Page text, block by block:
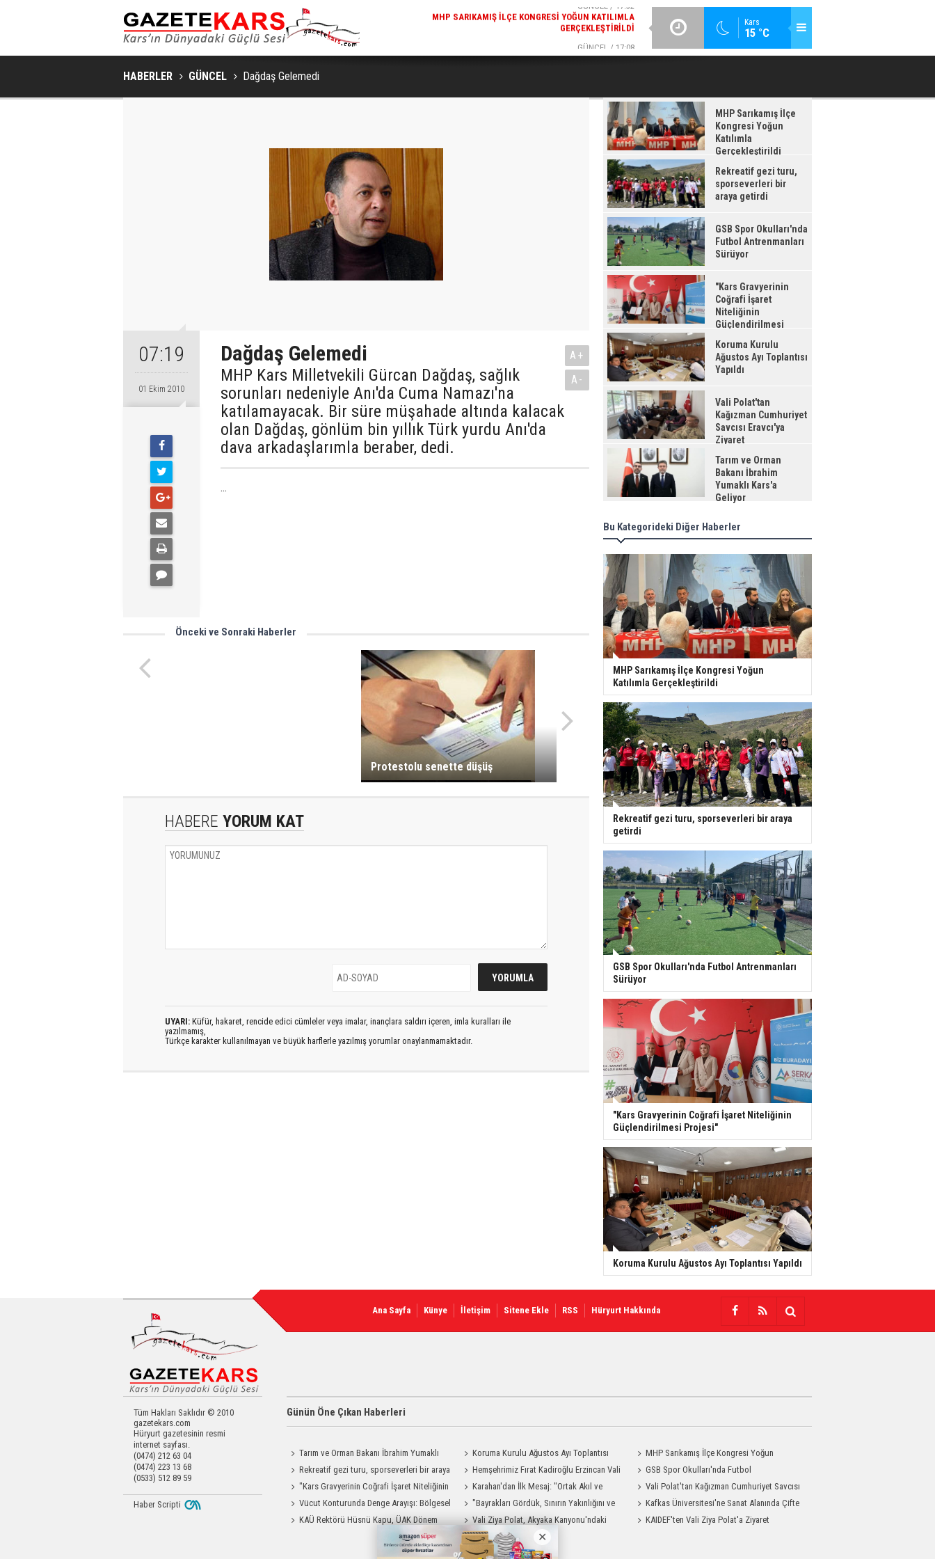
Kars
15 °C
GÜNCEL / 17:08
REKREATIF GEZI TURU, SPORSEVERLERI BIR ARAYA GETIRDI
GSB SPOR OKULLARI'NDA FUTBOL ANTRENMANLARI SÜRÜYOR
HABERLER GÜNCEL Dağdaş Gelemedi
07:19
01 Ekim 2010
Dağdaş Gelemedi
MHP Kars Milletvekili Gürcan Dağdaş, sağlık
sorunları nedeniyle Anı'da Cuma Namazı'na
katılamayacak. Bir süre müşahade altında kalacak
olan Dağdaş, gönlüm bin yıllık Türk yurdu Anı'da
dava arkadaşlarımla beraber, dedi.
A+
A-
...
Önceki ve Sonraki Haberler
Geleceğin liderleri yetişiyor
Protestolu senette düşüş
HABERE YORUM KAT
UYARI: Küfür, hakaret, rencide edici cümleler veya imalar, inançlara saldırı içeren, imla kuralları ile
yazılmamış,
Türkçe karakter kullanılmayan ve büyük harflerle yazılmış yorumlar onaylanmamaktadır.
MHP Sarıkamış İlçe
Kongresi Yoğun
Katılımla
Gerçekleştirildi
Rekreatif gezi turu,
sporseverleri bir
araya getirdi
GSB Spor Okulları'nda
Futbol Antrenmanları
Sürüyor
"Kars Gravyerinin
Coğrafi İşaret
Niteliğinin
Güçlendirilmesi
Projesi"
Koruma Kurulu
Ağustos Ayı Toplantısı
Yapıldı
Vali Polat'tan
Kağızman Cumhuriyet
Savcısı Eravcı'ya
Ziyaret
Tarım ve Orman
Bakanı İbrahim
Yumaklı Kars'a
Geliyor
Bu Kategorideki Diğer Haberler
MHP Sarıkamış İlçe Kongresi Yoğun
Katılımla Gerçekleştirildi
Rekreatif gezi turu, sporseverleri bir araya
getirdi
GSB Spor Okulları'nda Futbol Antrenmanları
Sürüyor
"Kars Gravyerinin Coğrafi İşaret Niteliğinin
Güçlendirilmesi Projesi"
Koruma Kurulu Ağustos Ayı Toplantısı Yapıldı
Ana Sayfa Künye İletişim Sitene Ekle RSS Hüryurt Hakkında
Tüm Hakları Saklıdır © 2010
gazetekars.com
Hüryurt gazetesinin resmi
internet sayfası.
(0474) 212 63 04
(0474) 223 13 68
(0533) 512 89 59
Günün Öne Çıkan Haberleri
Tarım ve Orman Bakanı İbrahim Yumaklı
Kars'a Geliyor
Koruma Kurulu Ağustos Ayı Toplantısı
Yapıldı
MHP Sarıkamış İlçe Kongresi Yoğun
Katılımla Gerçekleştirildi
Rekreatif gezi turu, sporseverleri bir araya
getirdi
Hemşehrimiz Fırat Kadiroğlu Erzincan Vali
Yardımcılığına Atandı
GSB Spor Okulları'nda Futbol
Antrenmanları Sürüyor
"Kars Gravyerinin Coğrafi İşaret Niteliğinin
Güçlendirilmesi Projesi"
Karahan'dan İlk Mesaj: "Ortak Akıl ve
Dayanışmayla Çalışacağız"
Vali Polat'tan Kağızman Cumhuriyet Savcısı
Eravcı'ya Ziyaret
Vücut Konturunda Denge Arayışı: Bölgesel
Yağ Alma Sürecinin Tüm Aşamaları
"Bayrakları Gördük, Sınırın Yakınlığını ve
Uzaklığını Aynı Anda Hissettik"
Kafkas Üniversitesi'ne Sanat Alanında Çifte
Gurur
KAÜ Rektörü Hüsnü Kapu, ÜAK Dönem
Vali Ziya Polat, Akyaka Kanyonu'ndaki
Rafting Heyecanına Katıldı
KAIDEF'ten Vali Ziya Polat'a Ziyaret
Haber Scripti